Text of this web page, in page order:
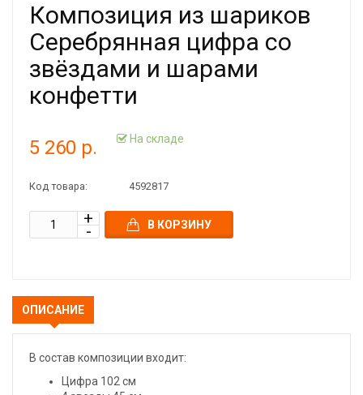
Композиция из шариков
Серебрянная цифра со
звёздами и шарами
конфетти
5 260 р. На складе
Код товара: 4592817
В КОРЗИНУ
ОПИСАНИЕ
В состав композиции входит:
Цифра 102 см